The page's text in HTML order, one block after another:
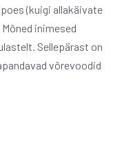
(kuigi allakäivate
inimesed
Sellepärast on
võrevoodid